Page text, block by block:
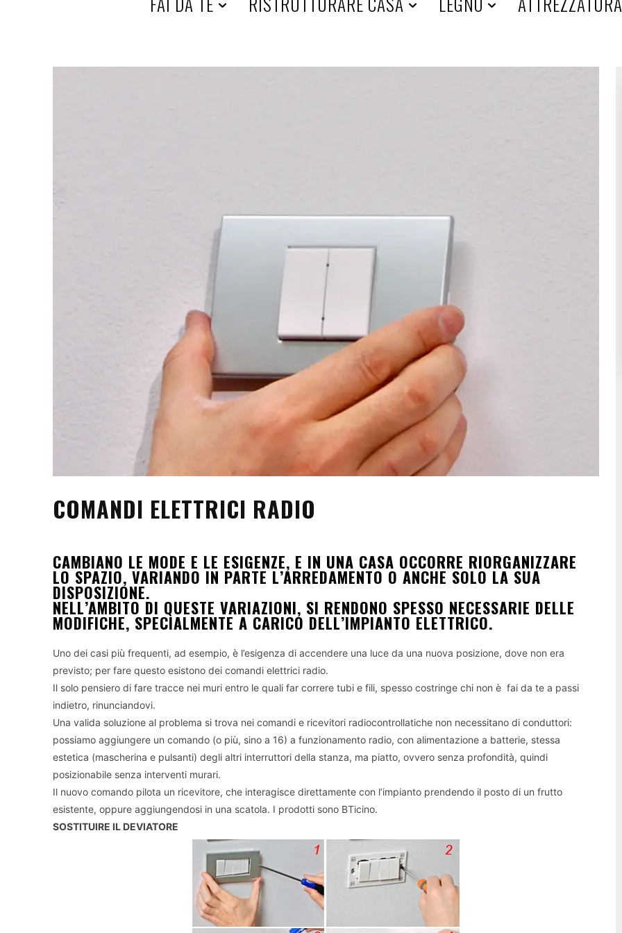
COMANDI ELETTRICI RADIO
CAMBIANO LE MODE E LE ESIGENZE, E IN UNA CASA OCCORRE RIORGANIZZARE
LO SPAZIO, VARIANDO IN PARTE L’ARREDAMENTO O ANCHE SOLO LA SUA
DISPOSIZIONE.
NELL’AMBITO DI QUESTE VARIAZIONI, SI RENDONO SPESSO NECESSARIE DELLE
MODIFICHE, SPECIALMENTE A CARICO DELL’IMPIANTO ELETTRICO.
Uno dei casi più frequenti, ad esempio, è l’esigenza di accendere una luce da una nuova posizione, dove non era
previsto; per fare questo esistono dei comandi elettrici radio.
Il solo pensiero di fare tracce nei muri entro le quali far correre tubi e fili, spesso costringe chi non è fai da te a passi
indietro, rinunciandovi.
Una valida soluzione al problema si trova nei comandi e ricevitori radiocontrollatiche non necessitano di conduttori:
possiamo aggiungere un comando (o più, sino a 16) a funzionamento radio, con alimentazione a batterie, stessa
estetica (mascherina e pulsanti) degli altri interruttori della stanza, ma piatto, ovvero senza profondità, quindi
posizionabile senza interventi murari.
Il nuovo comando pilota un ricevitore, che interagisce direttamente con l’impianto prendendo il posto di un frutto
esistente, oppure aggiungendosi in una scatola. I prodotti sono BTicino.
SOSTITUIRE IL DEVIATORE